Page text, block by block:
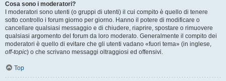
Cosa sono i moderatori?
I moderatori sono utenti (o gruppi di utenti) il cui compito è quello di tenere
sotto controllo i forum giorno per giorno. Hanno il potere di modificare o
cancellare qualsiasi messaggio e di chiudere, riaprire, spostare o rimuovere
qualsiasi argomento del forum da loro moderato. Generalmente il compito dei
moderatori è quello di evitare che gli utenti vadano «fuori tema» (in inglese,
off-topic) o che scrivano messaggi oltraggiosi ed offensivi.
Top